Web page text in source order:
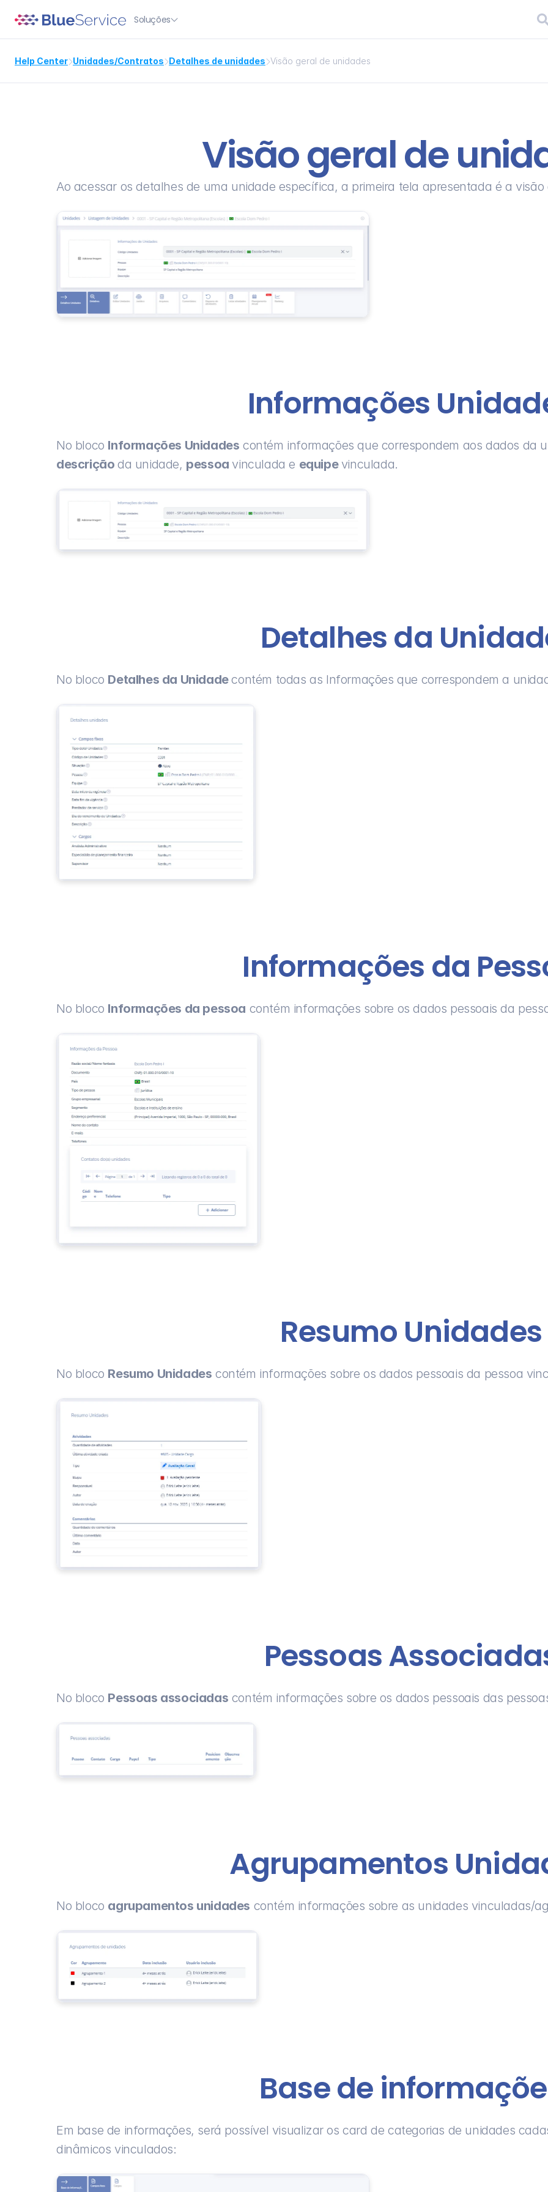
Soluções
Help CenterUnidades/ContratosDetalhes de unidadesVisão geral de unidades
Visão geral de
Ao acessar os detalhes de uma unidade específica, a primeira tela apresentada é a
Informações
No bloco Informações Unidades contém informações que correspondem aos dados da
descrição da unidade, pessoa vinculada e equipe vinculada.
Detalhes da
No bloco Detalhes da Unidade contém todas as Informações que correspondem a
Informações da
No bloco Informações da pessoa contém informações sobre os dados pessoais da
Resumo Unidades
No bloco Resumo Unidades contém informações sobre os dados pessoais da pessoa
Pessoas
No bloco Pessoas associadas contém informações sobre os dados pessoais das
Agrupamentos
No bloco agrupamentos unidades contém informações sobre as unidades vinculadas/
Base de
Em base de informações, será possível visualizar os card de categorias de unidades
dinâmicos vinculados: